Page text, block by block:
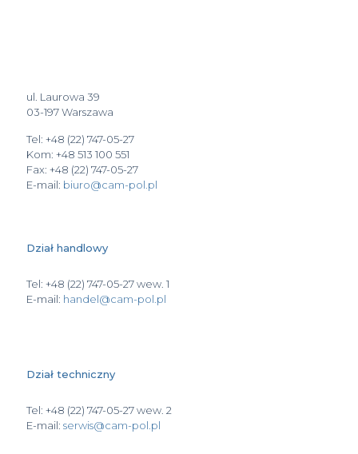
ul. Laurowa 39
03-197 Warszawa
Tel: +48 (22) 747-05-27
Kom: +48 513 100 551
Fax: +48 (22) 747-05-27
E-mail: biuro@cam-pol.pl
Dział handlowy
Tel: +48 (22) 747-05-27 wew. 1
E-mail: handel@cam-pol.pl
Dział techniczny
Tel: +48 (22) 747-05-27 wew. 2
E-mail: serwis@cam-pol.pl